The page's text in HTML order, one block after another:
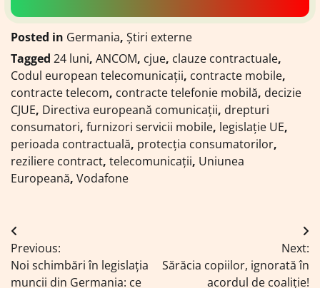
Posted in Germania, Știri externe
Tagged 24 luni, ANCOM, cjue, clauze contractuale,
Codul european telecomunicații, contracte mobile,
contracte telecom, contracte telefonie mobilă, decizie
CJUE, Directiva europeană comunicații, drepturi
consumatori, furnizori servicii mobile, legislație UE,
perioada contractuală, protecția consumatorilor,
reziliere contract, telecomunicații, Uniunea
Europeană, Vodafone
Navigare
în
Previous:
Noi schimbări în legislația
muncii din Germania: ce
Next:
Sărăcia copiilor, ignorată în
acordul de coaliție!